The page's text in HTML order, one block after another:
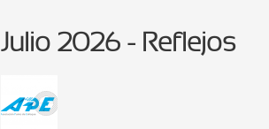
Julio 2026 - Reflejos